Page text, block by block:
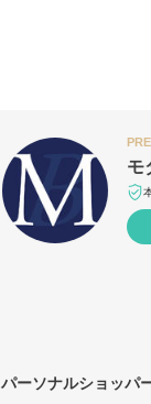
モ
パーソナルショッパ